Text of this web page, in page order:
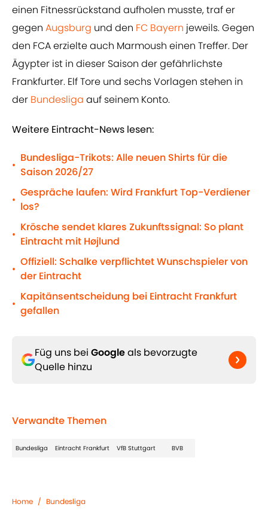
einen Fitnessrückstand aufholen musste, traf er
gegen Augsburg und den FC Bayern jeweils. Gegen
den FCA erzielte auch Marmoush einen Treffer. Der
Ägypter ist in dieser Saison der gefährlichste
Frankfurter. Elf Tore und sechs Vorlagen stehen in
der Bundesliga auf seinem Konto.
Weitere Eintracht-News lesen:
•
Bundesliga-Trikots: Alle neuen Shirts für die
Saison 2026/27
•
Gespräche laufen: Wird Frankfurt Top-Verdiener
los?
•
Krösche sendet klares Zukunftssignal: So plant
Eintracht mit Højlund
•
Offiziell: Schalke verpflichtet Wunschspieler von
der Eintracht
•
Kapitänsentscheidung bei Eintracht Frankfurt
gefallen
Füg uns bei Googleals bevorzugte
Quelle hinzu
Verwandte Themen
Bundesliga Eintracht Frankfurt VfB Stuttgart BVB
Home / Bundesliga